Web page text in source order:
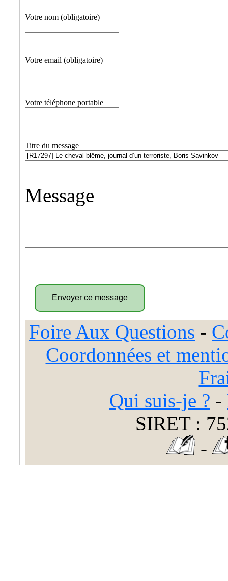
Votre nom (obligatoire)
Votre email (obligatoire)
Votre téléphone portable
Titre du message
Message
Foire Aux Questions -
Coordonnées et
Qui suis-je ? -
SIRET :
-